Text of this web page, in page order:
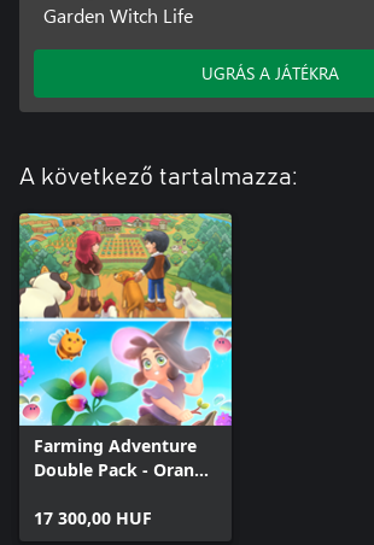
Garden Witch Life
UGRÁS A JÁTÉKRA
A következő tartalmazza:
Farming Adventure
Double Pack - Orange
Witch Life
17 300,00 HUF